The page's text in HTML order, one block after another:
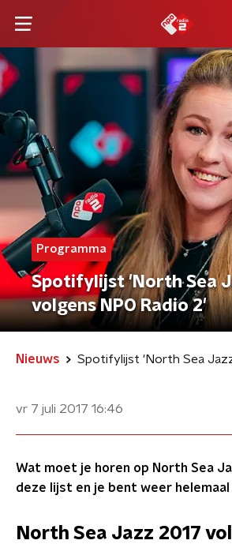
Programma
Spotifylijst 'North Sea
volgens NPO Radio 2'
Nieuws
vr 7 juli 2017 16:46
Wat moet je horen op North Sea
deze lijst en je bent weer helemaal
North Sea Jazz 2017